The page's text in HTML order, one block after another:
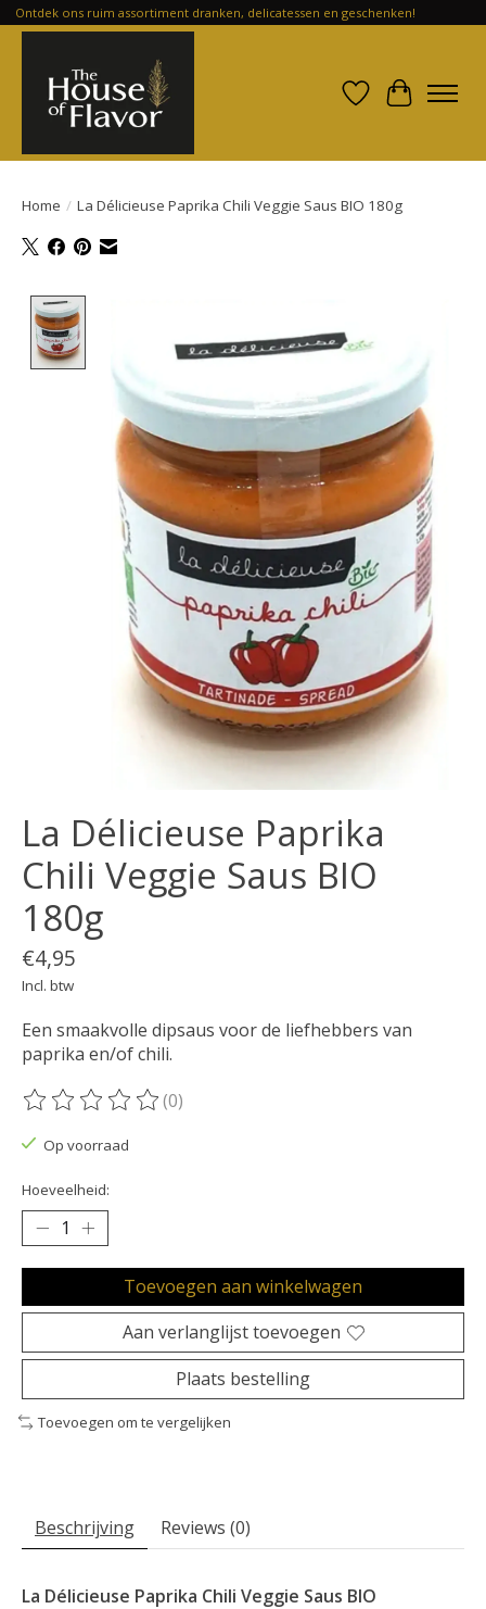
Ontdek ons ruim assortiment dranken, delicatessen en geschenken!
Verlanglijst
Home / La Délicieuse Paprika Chili Veggie Saus BIO 180g
La Délicieuse Paprika
Chili Veggie Saus BIO
180g
€4,95
Incl. btw
Een smaakvolle dipsaus voor de liefhebbers van
paprika en/of chili.
De beoordeling van dit product is
(0)
Op voorraad
Hoeveelheid:
Toevoegen aan winkelwagen
Aan verlanglijst toevoegen
Plaats bestelling
Toevoegen om te vergelijken
Beschrijving Reviews (0)
La Délicieuse Paprika Chili Veggie Saus BIO